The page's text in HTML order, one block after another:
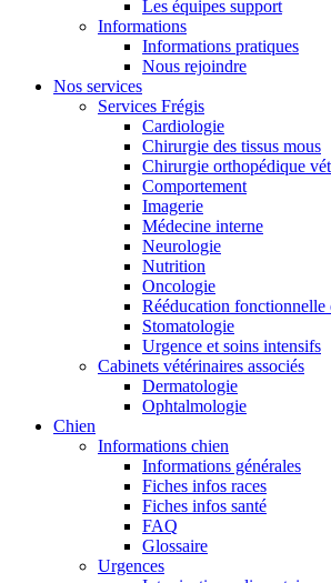
Les équipes support
Informations
Informations pratiques
Nous rejoindre
Nos services
Services Frégis
Cardiologie
Chirurgie des tissus mous
Chirurgie orthopédique
Comportement
Imagerie
Médecine interne
Neurologie
Nutrition
Oncologie
Rééducation fonctionnelle
Stomatologie
Urgence et soins intensifs
Cabinets vétérinaires associés
Dermatologie
Ophtalmologie
Chien
Informations chien
Informations générales
Fiches infos races
Fiches infos santé
FAQ
Glossaire
Urgences